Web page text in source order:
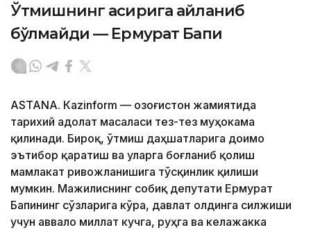
Ўтмишнинг асирига айланиб
бўлмайди — Ермурат Бапи
ASTANА. Кazinform — Қозоғистон жамиятида
тарихий адолат масаласи тез-тез муҳокама
қилинади. Бироқ, ўтмиш даҳшатларига доимо
эътибор қаратиш ва уларга боғланиб қолиш
мамлакат ривожланишига тўсқинлик қилиши
мумкин. Мажилиснинг собиқ депутати Ермурат
Бапининг сўзларига кўра, давлат олдинга силжиши
учун аввало миллат кучга, руҳга ва келажакка